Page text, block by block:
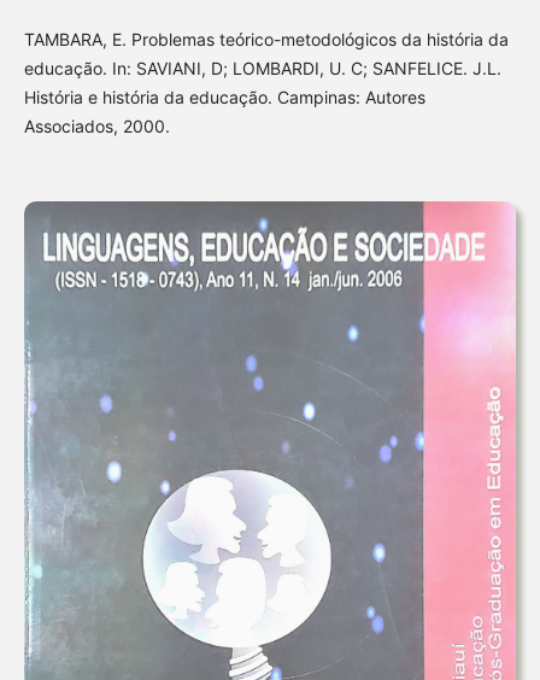
TAMBARA, E. Problemas teórico-metodológicos da história da
educação. In: SAVIANI, D; LOMBARDI, U. C; SANFELICE. J.L.
História e história da educação. Campinas: Autores
Associados, 2000.